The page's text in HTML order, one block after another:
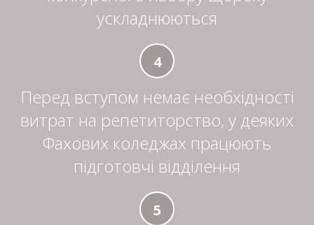
ускладнюються
4
Перед вступом немає необхідності
витрат на репетиторство, у деяких
Фахових коледжах працюють
підготовчі відділення
5